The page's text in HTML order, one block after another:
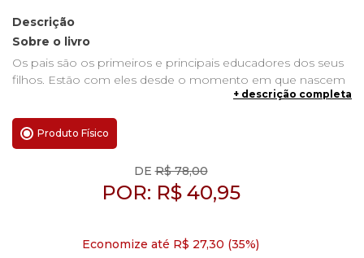
Descrição
Sobre o livro
Os pais são os primeiros e principais educadores dos seus
filhos. Estão com eles desde o momento em que nascem
e, desde então, são responsáveis por dar-lhes tanto o
sobre pais e filhos está um mesmo Pai comum, que quer
que todos os seus filhos o amem e conheçam.
Por isso, Ele espera que os pais transmitam aos filhos
principalmente o que há de melhor, o “único necessário”:
que Ernesto Juliá incentiva os pais a aproximarem os seus
+ descrição completa
Produto Físico
DER$ 78,00
POR: R$ 40,95
Economize até R$ 27,30 (35%)